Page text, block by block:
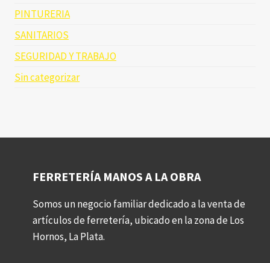
PINTURERIA
SANITARIOS
SEGURIDAD Y TRABAJO
Sin categorizar
FERRETERÍA MANOS A LA OBRA
Somos un negocio familiar dedicado a la venta de
artículos de ferretería, ubicado en la zona de Los
Hornos, La Plata.